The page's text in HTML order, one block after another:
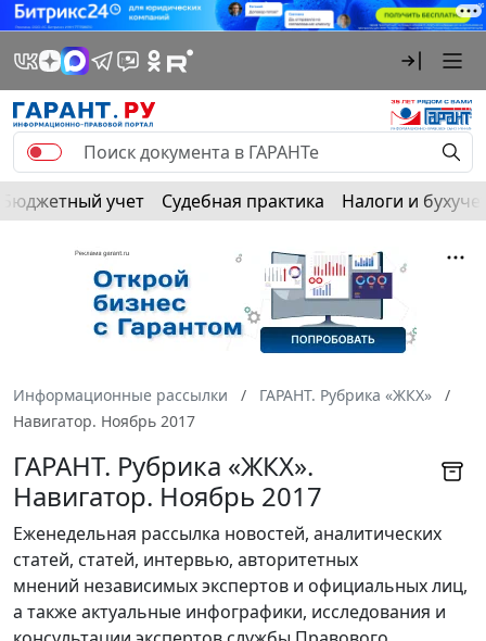
Бюджетный учет Судебная практика Налоги и
Информационные рассылки
ГАРАНТ. Рубрика «ЖКХ»
Навигатор. Ноябрь 2017
ГАРАНТ. Рубрика «ЖКХ».
Навигатор. Ноябрь 2017
Еженедельная рассылка новостей, аналитических
статей, статей, интервью, авторитетных
мнений независимых экспертов и официальных лиц,
а также актуальные инфографики, исследования и